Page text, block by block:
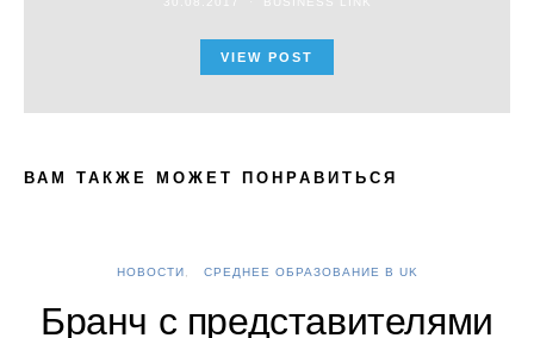
VIEW POST
ВАМ ТАКЖЕ МОЖЕТ ПОНРАВИТЬСЯ
НОВОСТИ СРЕДНЕЕ ОБРАЗОВАНИЕ В UK
Бранч с представителями